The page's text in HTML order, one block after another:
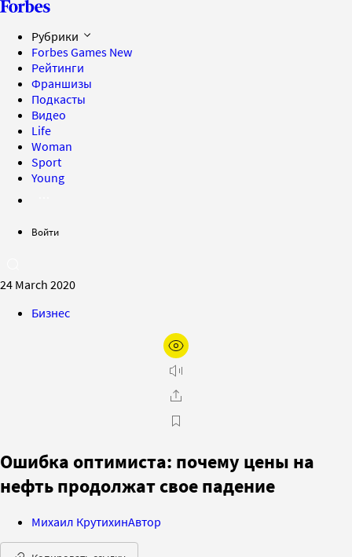
Рубрики
Forbes Games New
Рейтинги
Франшизы
Подкасты
Видео
Life
Woman
Sport
Young
Войти
24 March 2020
Бизнес
Ошибка оптимиста: почему цены на
нефть продолжат свое падение
Михаил КрутихинАвтор